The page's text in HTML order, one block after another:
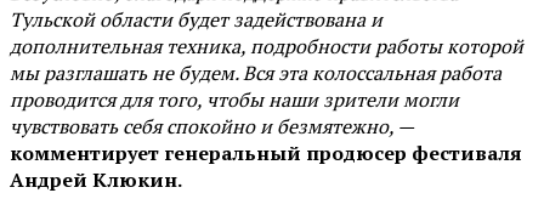
Тульской области будет задействована и
дополнительная техника, подробности работы которой
мы разглашать не будем. Вся эта колоссальная работа
проводится для того, чтобы наши зрители могли
чувствовать себя спокойно и безмятежно, —
комментирует генеральный продюсер фестиваля
Андрей Клюкин.